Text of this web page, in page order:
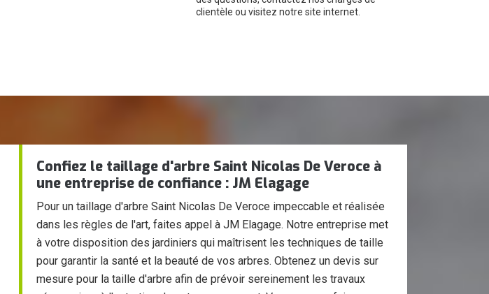
clientèle ou visitez notre site internet.
Confiez le taillage d'arbre Saint Nicolas De Veroce à
une entreprise de confiance : JM Elagage
Pour un taillage d'arbre Saint Nicolas De Veroce impeccable et réalisée
dans les règles de l'art, faites appel à JM Elagage. Notre entreprise met
à votre disposition des jardiniers qui maîtrisent les techniques de taille
pour garantir la santé et la beauté de vos arbres. Obtenez un devis sur
mesure pour la taille d'arbre afin de prévoir sereinement les travaux